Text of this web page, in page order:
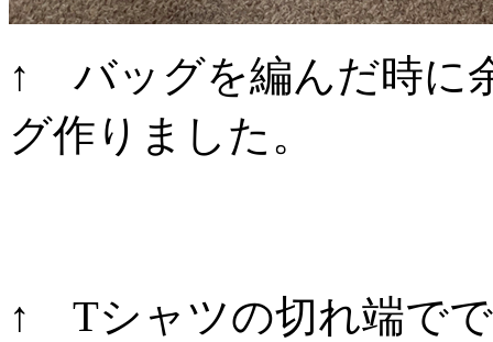
↑ バッグを編んだ時に
グ作りました。
↑ Tシャツの切れ端で